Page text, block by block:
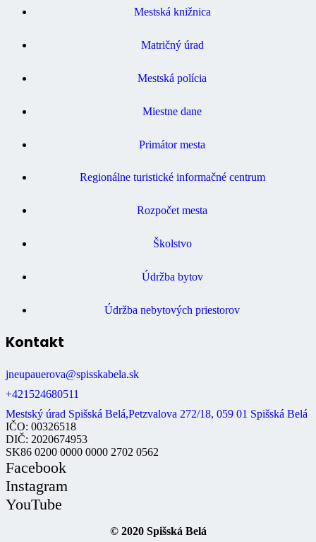
Mestská knižnica
Matričný úrad
Mestská polícia
Miestne dane
Primátor mesta
Regionálne turistické informačné centrum
Rozpočet mesta
Školstvo
Údržba bytov
Údržba nebytových priestorov
Kontakt
jneupauerova@spisskabela.sk
+421524680511
Mestský úrad Spišská Belá,Petzvalova 272/18, 059 01 Spišská Belá
IČO: 00326518
DIČ: 2020674953
SK86 0200 0000 0000 2702 0562
Facebook
Instagram
YouTube
© 2020 Spišská Belá